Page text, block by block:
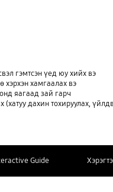
гэмтсэн үед юу хийх вэ
хэрхэн хамгаалах вэ
яагаад зай гарч
дахин тохируулах,
Guide